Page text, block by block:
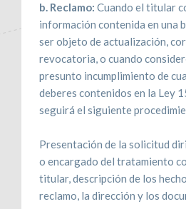
b. Reclamo: Cuando el titular
información contenida en una
ser objeto de actualización,
revocatoria, o cuando
presunto incumplimiento de
deberes contenidos en la Ley
seguirá el siguiente
Presentación de la solicitud
o encargado del tratamiento
titular, descripción de los
reclamo, la dirección y los